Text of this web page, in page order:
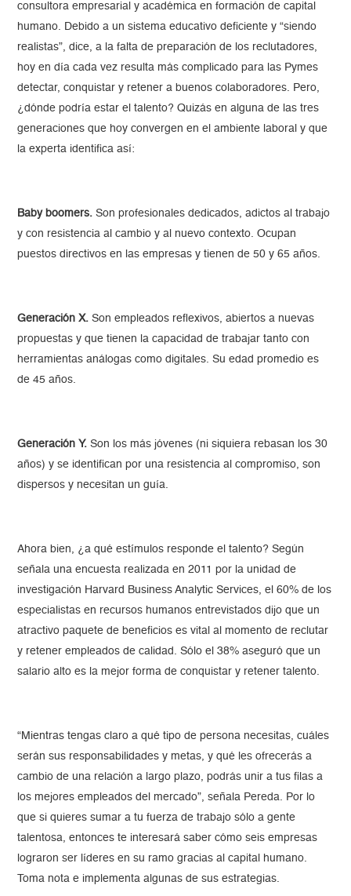
consultora empresarial y académica en formación de capital
humano. Debido a un sistema educativo deficiente y “siendo
realistas”, dice, a la falta de preparación de los reclutadores,
hoy en día cada vez resulta más complicado para las Pymes
detectar, conquistar y retener a buenos colaboradores. Pero,
¿dónde podría estar el talento? Quizás en alguna de las tres
generaciones que hoy convergen en el ambiente laboral y que
la experta identifica así:
Baby boomers. Son profesionales dedicados, adictos al trabajo
y con resistencia al cambio y al nuevo contexto. Ocupan
puestos directivos en las empresas y tienen de 50 y 65 años.
Generación X. Son empleados reflexivos, abiertos a nuevas
propuestas y que tienen la capacidad de trabajar tanto con
herramientas análogas como digitales. Su edad promedio es
de 45 años.
Generación Y. Son los más jóvenes (ni siquiera rebasan los 30
años) y se identifican por una resistencia al compromiso, son
dispersos y necesitan un guía.
Ahora bien, ¿a qué estímulos responde el talento? Según
señala una encuesta realizada en 2011 por la unidad de
investigación Harvard Business Analytic Services, el 60% de los
especialistas en recursos humanos entrevistados dijo que un
atractivo paquete de beneficios es vital al momento de reclutar
y retener empleados de calidad. Sólo el 38% aseguró que un
salario alto es la mejor forma de conquistar y retener talento.
“Mientras tengas claro a qué tipo de persona necesitas, cuáles
serán sus responsabilidades y metas, y qué les ofrecerás a
cambio de una relación a largo plazo, podrás unir a tus filas a
los mejores empleados del mercado”, señala Pereda. Por lo
que si quieres sumar a tu fuerza de trabajo sólo a gente
talentosa, entonces te interesará saber cómo seis empresas
lograron ser líderes en su ramo gracias al capital humano.
Toma nota e implementa algunas de sus estrategias.